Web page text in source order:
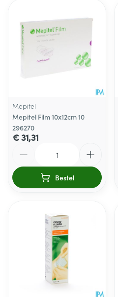
Mepitel
Mepitel Film 10x12cm 10
296270
€ 31,31
Bestel